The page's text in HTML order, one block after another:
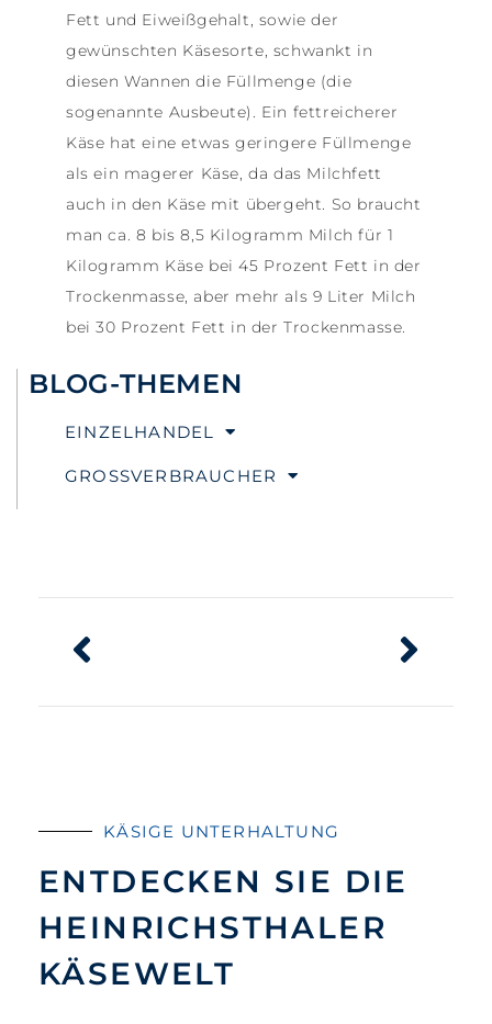
Fett und Eiweißgehalt, sowie der
gewünschten Käsesorte, schwankt in
diesen Wannen die Füllmenge (die
sogenannte Ausbeute). Ein fettreicherer
Käse hat eine etwas geringere Füllmenge
als ein magerer Käse, da das Milchfett
auch in den Käse mit übergeht. So braucht
man ca. 8 bis 8,5 Kilogramm Milch für 1
Kilogramm Käse bei 45 Prozent Fett in der
Trockenmasse, aber mehr als 9 Liter Milch
bei 30 Prozent Fett in der Trockenmasse.
BLOG-THEMEN
EINZELHANDEL
GROSSVERBRAUCHER
KÄSIGE UNTERHALTUNG
ENTDECKEN SIE DIE
HEINRICHSTHALER
KÄSEWELT